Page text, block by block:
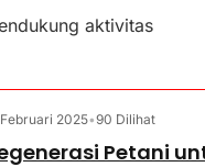
aktivitas
2025•90 Dilihat
Petani